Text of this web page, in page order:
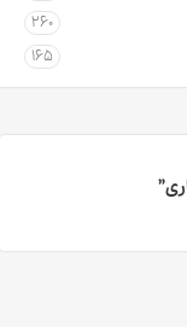
260
165